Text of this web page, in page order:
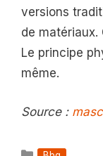
versions
de matériaux.
Le principe
même.
Source :